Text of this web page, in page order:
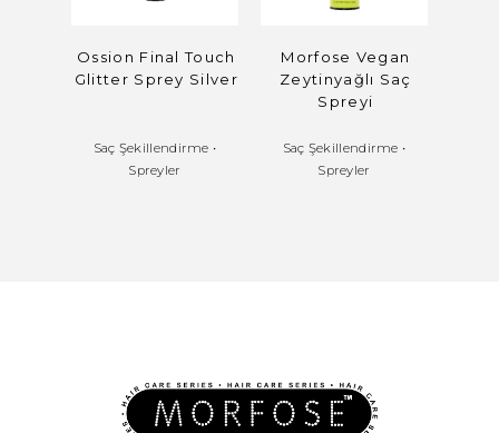
Ossion Final Touch
Glitter Sprey Silver
Saç Şekillendirme •
Spreyler
Morfose Vegan
Zeytinyağlı Saç
Spreyi
Saç Şekillendirme •
Spreyler